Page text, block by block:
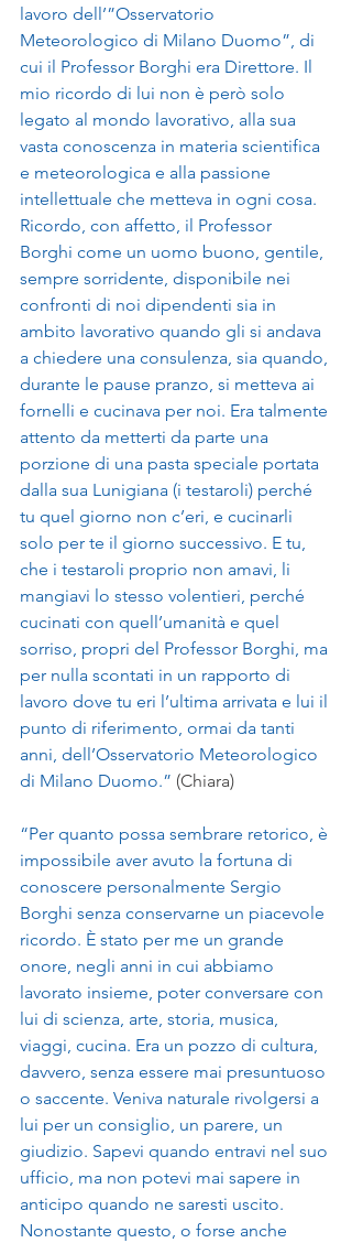
lavoro dell’”Osservatorio
Meteorologico di Milano Duomo”, di
cui il Professor Borghi era Direttore. Il
mio ricordo di lui non è però solo
legato al mondo lavorativo, alla sua
vasta conoscenza in materia scientifica
e meteorologica e alla passione
intellettuale che metteva in ogni cosa.
Ricordo, con affetto, il Professor
Borghi come un uomo buono, gentile,
sempre sorridente, disponibile nei
confronti di noi dipendenti sia in
ambito lavorativo quando gli si andava
a chiedere una consulenza, sia quando,
durante le pause pranzo, si metteva ai
fornelli e cucinava per noi. Era talmente
attento da metterti da parte una
porzione di una pasta speciale portata
dalla sua Lunigiana (i testaroli) perché
tu quel giorno non c’eri, e cucinarli
solo per te il giorno successivo. E tu,
che i testaroli proprio non amavi, li
mangiavi lo stesso volentieri, perché
cucinati con quell’umanità e quel
sorriso, propri del Professor Borghi, ma
per nulla scontati in un rapporto di
lavoro dove tu eri l’ultima arrivata e lui il
punto di riferimento, ormai da tanti
anni, dell’Osservatorio Meteorologico
di Milano Duomo.” (Chiara)
“Per quanto possa sembrare retorico, è
impossibile aver avuto la fortuna di
conoscere personalmente Sergio
Borghi senza conservarne un piacevole
ricordo. È stato per me un grande
onore, negli anni in cui abbiamo
lavorato insieme, poter conversare con
lui di scienza, arte, storia, musica,
viaggi, cucina. Era un pozzo di cultura,
davvero, senza essere mai presuntuoso
o saccente. Veniva naturale rivolgersi a
lui per un consiglio, un parere, un
giudizio. Sapevi quando entravi nel suo
ufficio, ma non potevi mai sapere in
anticipo quando ne saresti uscito.
Nonostante questo, o forse anche